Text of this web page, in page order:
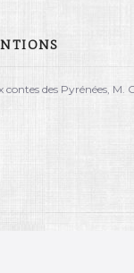
contes des Pyrénées, M.